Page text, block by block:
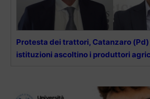
Protesta dei trattori, Catanzaro (Pd)
istituzioni ascoltino i produttori